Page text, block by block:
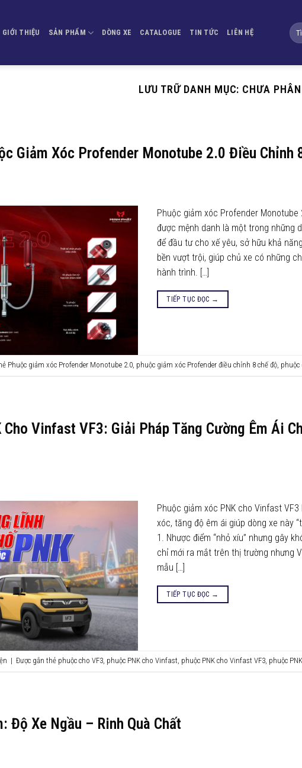
GIỚI THIỆU SẢN PHẨM DÒNG XE CATALOGUE TIN TỨC LIÊN HỆ
Tìm
LƯU TRỮ DANH MỤC: CHƯA
Giảm Xóc Profender Monotube 2.0 Điều Chỉnh
Phuộc giảm xóc Profender Monotube
được mệnh danh là một trong những
để đầu tư cho xế yêu, sở hữu khả
bền vượt trội, giúp chủ xe có những
hành trình. […]
TIẾP TỤC ĐỌC →
Phuộc giảm xóc Profender Monotube 2.0, phuộc giảm xóc Profender điều chỉnh 8 chế độ, phuộc
Vinfast VF3: Giải Pháp Tăng Cường Êm Ái
Phuộc giảm xóc PNK cho Vinfast
xóc, tăng độ êm ái giúp dòng xe này
1. Nhược điểm “nhỏ xíu” nhưng gây
chỉ mới ra mắt trên thị trường nhưng
mẫu […]
TIẾP TỤC ĐỌC →
| Được gắn thẻ phuộc cho VF3, phuộc PNK cho Vinfast, phuộc PNK cho Vinfast VF3, phuộc
Độ Xe Ngầu – Rinh Quà Chất